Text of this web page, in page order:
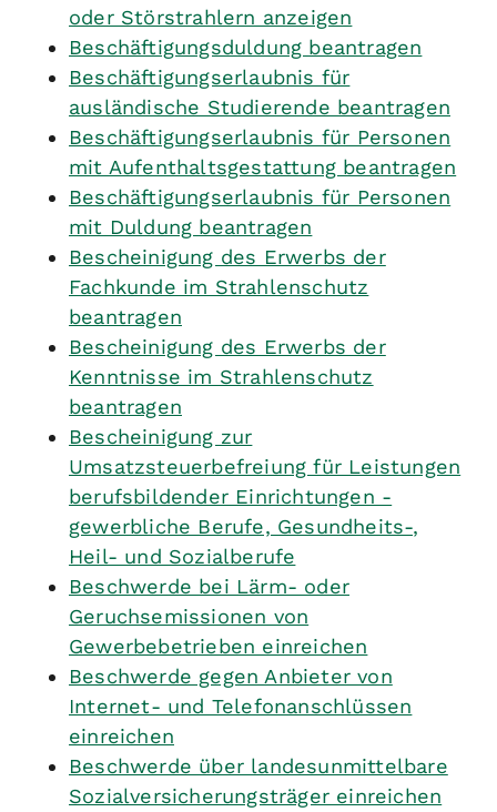
oder Störstrahlern anzeigen
Beschäftigungsduldung beantragen
Beschäftigungserlaubnis für
ausländische Studierende beantragen
Beschäftigungserlaubnis für Personen
mit Aufenthaltsgestattung beantragen
Beschäftigungserlaubnis für Personen
mit Duldung beantragen
Bescheinigung des Erwerbs der
Fachkunde im Strahlenschutz
beantragen
Bescheinigung des Erwerbs der
Kenntnisse im Strahlenschutz
beantragen
Bescheinigung zur
Umsatzsteuerbefreiung für Leistungen
berufsbildender Einrichtungen -
gewerbliche Berufe, Gesundheits-,
Heil- und Sozialberufe
Beschwerde bei Lärm- oder
Geruchsemissionen von
Gewerbebetrieben einreichen
Beschwerde gegen Anbieter von
Internet- und Telefonanschlüssen
einreichen
Beschwerde über landesunmittelbare
Sozialversicherungsträger einreichen